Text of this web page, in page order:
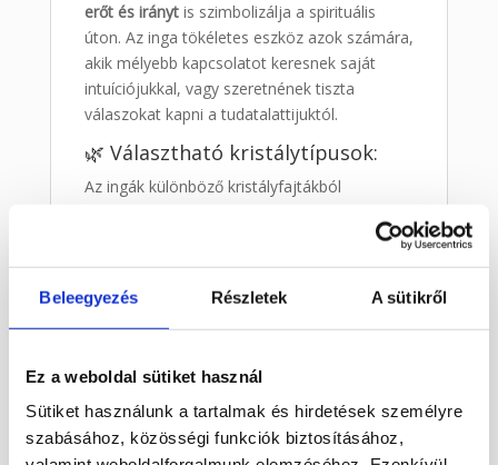
Beleegyezés Részletek A sütikről
Ez a weboldal sütiket használ
Sütiket használunk a tartalmak és hirdetések személyre
szabásához, közösségi funkciók biztosításához,
erőt és iránytis szimbolizálja a spirituális
úton. Az inga tökéletes eszköz azok számára,
akik mélyebb kapcsolatot keresnek saját
intuíciójukkal, vagy szeretnének tiszta
válaszokat kapni a tudatalattijuktól.
🌿 Választható kristálytípusok:
Az ingák különböző kristályfajtákból
Ametiszt
Fekete obszidián– negatív energiák
Rózsakvarc
– szeretet, önelfogadás,
szívcsakra